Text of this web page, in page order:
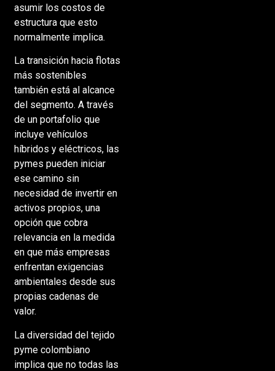
asumir los costos de
estructura que esto
normalmente implica.
La transición hacia flotas
más sostenibles
también está al alcance
del segmento. A través
de un portafolio que
incluye vehículos
híbridos y eléctricos, las
pymes pueden iniciar
ese camino sin
necesidad de invertir en
activos propios, una
opción que cobra
relevancia en la medida
en que más empresas
enfrentan exigencias
ambientales desde sus
propias cadenas de
valor.
La diversidad del tejido
pyme colombiano
implica que no todas las